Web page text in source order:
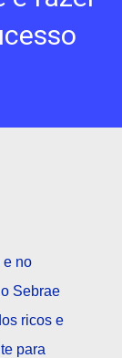
e no
Sebrae
ricos e
para